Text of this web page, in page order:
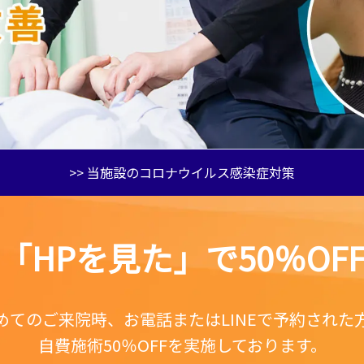
>> 当施設のコロナウイルス感染症対策
HPを見た」で50％
てのご来院時、お電話またはLINEで予約された
自費施術50％OFFを実施しております。